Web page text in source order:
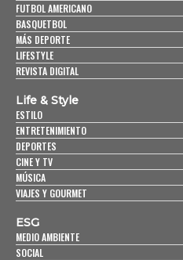
FUTBOL AMERICANO
BASQUETBOL
MÁS DEPORTE
LIFESTYLE
REVISTA DIGITAL
Life & Style
ESTILO
ENTRETENIMIENTO
DEPORTES
CINE Y TV
MÚSICA
VIAJES Y GOURMET
ESG
MEDIO AMBIENTE
SOCIAL